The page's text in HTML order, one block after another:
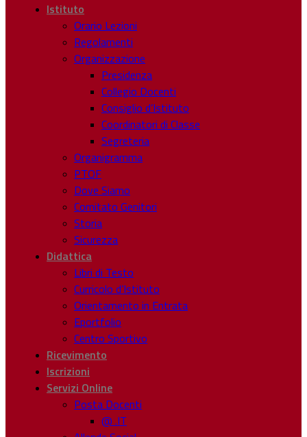
Istituto
Orario Lezioni
Regolamenti
Organizzazione
Presidenza
Collegio Docenti
Consiglio d’Istituto
Coordinatori di Classe
Segreteria
Organigramma
PTOF
Dove Siamo
Comitato Genitori
Storia
Sicurezza
Didattica
Libri di Testo
Curricolo d’Istituto
Orientamento in Entrata
Eportfolio
Centro Sportivo
Ricevimento
Iscrizioni
Servizi Online
Posta Docenti
@ .IT